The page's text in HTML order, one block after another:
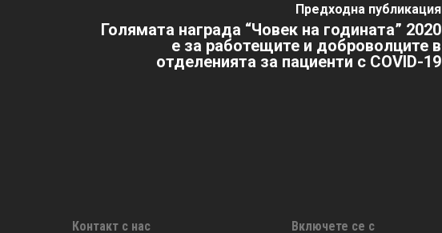
Предходна публикация
Голямата награда “Човек на годината” 2020
е за работещите и доброволците в
отделенията за пациенти с COVID-19
Контакт с нас Включете се с